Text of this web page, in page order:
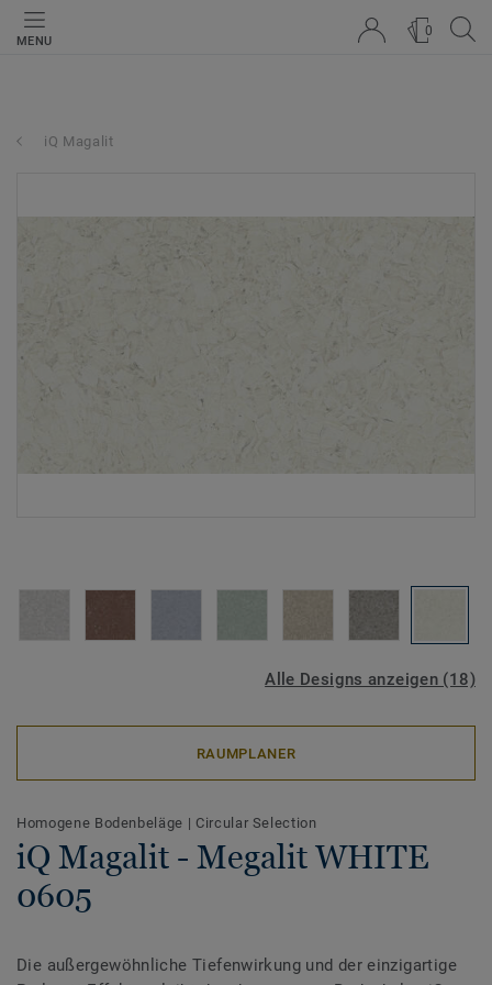
MENU
0
iQ Magalit
Alle Designs anzeigen (18)
RAUMPLANER
Homogene Bodenbeläge | Circular Selection
iQ Magalit - Megalit WHITE
0605
Die außergewöhnliche Tiefenwirkung und der einzigartige